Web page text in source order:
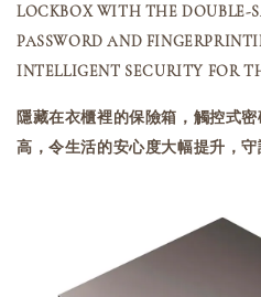
LOCKBOX WITH THE DOUBLE-
PASSWORD AND
INTELLIGENT SECURITY FOR
隱藏在衣櫃裡的保險箱，觸控式
高，令生活的安心度大幅提升，守